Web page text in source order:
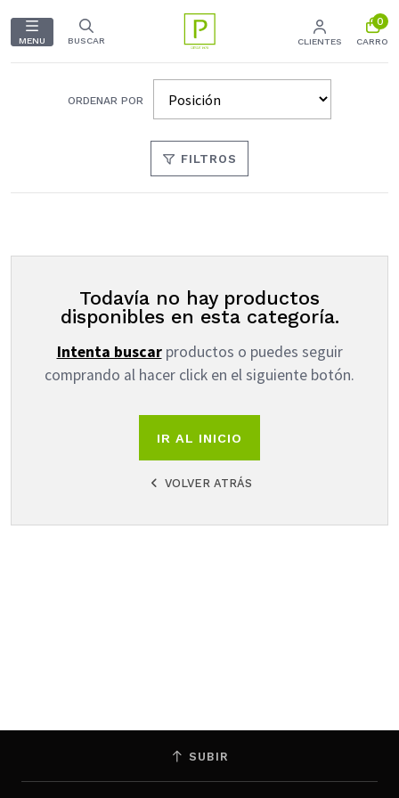
MENU BUSCAR CLIENTES
0
CARRO
ORDENAR POR
FILTROS
Todavía no hay productos
disponibles en esta categoría.
Intenta buscarproductos o puedes seguir
comprando al hacer click en el siguiente botón.
IR AL INICIO
VOLVER ATRÁS
SUBIR